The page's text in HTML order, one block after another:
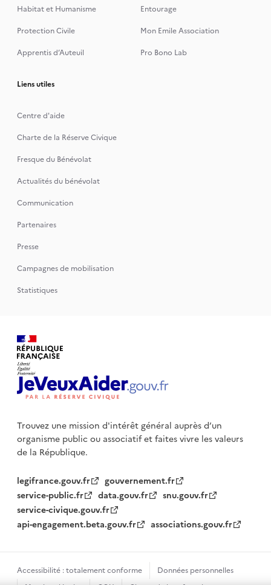
Habitat et Humanisme
Entourage
Protection Civile
Mon Emile Association
Apprentis d’Auteuil
Pro Bono Lab
Liens utiles
Centre d'aide
Charte de la Réserve Civique
Fresque du Bénévolat
Actualités du bénévolat
Communication
Partenaires
Presse
Campagnes de mobilisation
Statistiques
Trouvez une mission d'intérêt général auprès d’un
organisme publicou associatif et faites vivre les valeurs
de la République.
legifrance.gouv.fr
gouvernement.fr
service-public.fr
data.gouv.fr
snu.gouv.fr
service-civique.gouv.fr
api-engagement.beta.gouv.fr
associations.gouv.fr
Accessibilité : totalement conforme
Données personnelles